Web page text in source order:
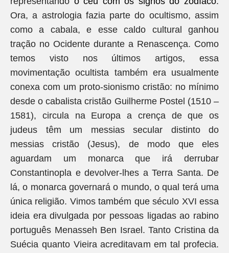
Ora, a astrologia fazia parte do ocultismo, assim
como a cabala, e esse caldo cultural ganhou
tração no Ocidente durante a Renascença. Como
temos visto nos últimos artigos, essa
movimentação ocultista também era usualmente
conexa com um proto-sionismo cristão: no mínimo
desde o cabalista cristão Guilherme Postel (1510 –
1581), circula na Europa a crença de que os
judeus têm um messias secular distinto do
messias cristão (Jesus), de modo que eles
aguardam um monarca que irá derrubar
Constantinopla e devolver-lhes a Terra Santa. De
lá, o monarca governará o mundo, o qual terá uma
única religião. Vimos também que século XVI essa
ideia era divulgada por pessoas ligadas ao rabino
português Menasseh Ben Israel. Tanto Cristina da
Suécia quanto Vieira acreditavam em tal profecia.